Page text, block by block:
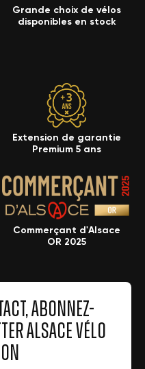
×
ajouter des produits à
Grande choix de vélos
disponibles en stock
Extension de garantie
Premium 5 ans
Commerçant d'Alsace
OR 2025
ABONNEZ-
ALSACE VÉLO